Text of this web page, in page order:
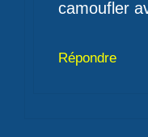
camoufler
Répondre